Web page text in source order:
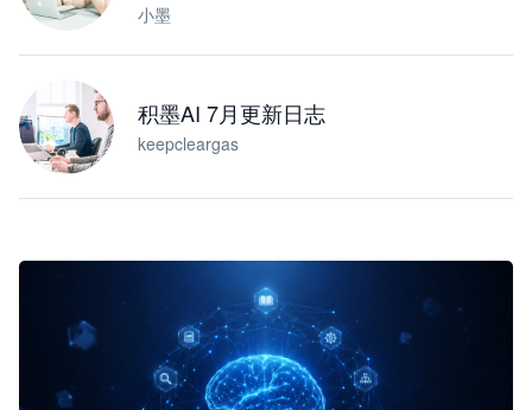
小墨
积墨AI 7月更新日志
keepcleargas